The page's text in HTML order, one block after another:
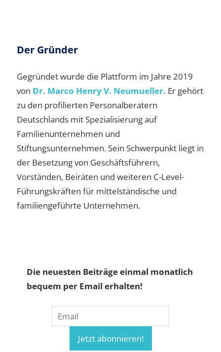
Der Gründer
Gegründet wurde die Plattform im Jahre 2019
von Dr. Marco Henry V. Neumueller. Er gehört
zu den profilierten Personalberatern
Deutschlands mit Spezialisierung auf
Familienunternehmen und
Stiftungsunternehmen. Sein Schwerpunkt liegt in
der Besetzung von Geschäftsführern,
Vorständen, Beiräten und weiteren C-Level-
Führungskräften für mittelständische und
familiengeführte Unternehmen.
Die neuesten Beiträge einmal monatlich
bequem per Email erhalten!